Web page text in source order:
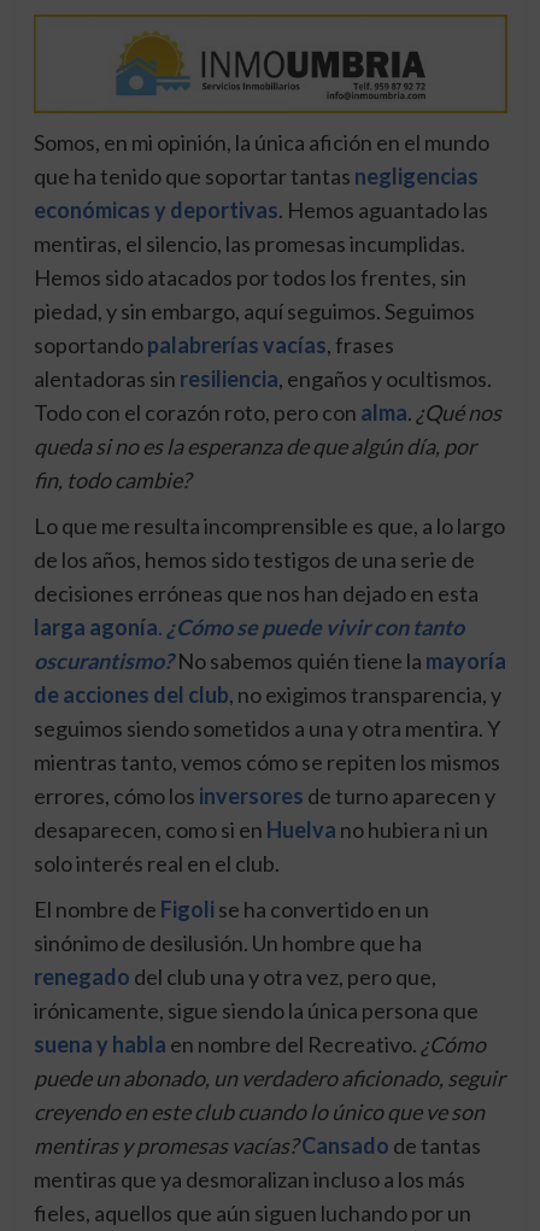
Somos, en mi opinión, la única afición en el mundo
que ha tenido que soportar tantas negligencias
económicas y deportivas. Hemos aguantado las
mentiras, el silencio, las promesas incumplidas.
Hemos sido atacados por todos los frentes, sin
piedad, y sin embargo, aquí seguimos. Seguimos
soportandopalabrerías vacías, frases
alentadoras sin resiliencia, engaños y ocultismos.
Todo con el corazón roto, pero con alma. ¿Qué nos
queda si no es la esperanza de que algún día, por
fin, todo cambie?
Lo que me resulta incomprensible es que, a lo largo
de los años, hemos sido testigos de una serie de
decisiones erróneas que nos han dejado en esta
larga agonía. ¿Cómo se puede vivir con tanto
oscurantismo? No sabemos quién tiene la mayoría
de acciones del club, no exigimos transparencia, y
seguimos siendo sometidos a una y otra mentira. Y
mientras tanto, vemos cómo se repiten los mismos
errores, cómo los inversores de turno aparecen y
desaparecen, como si en Huelva no hubiera ni un
solo interés real en el club.
El nombre de Figoli se ha convertido en un
sinónimo de desilusión. Un hombre que ha
renegado del club una y otra vez, pero que,
irónicamente, sigue siendo la única persona que
suena y habla en nombre del Recreativo. ¿Cómo
puede un abonado, un verdadero aficionado, seguir
creyendo en este club cuando lo único que ve son
mentiras y promesas vacías?Cansado de tantas
mentiras que ya desmoralizan incluso a los más
fieles, aquellos que aún siguen luchando por un